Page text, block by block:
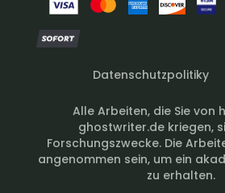
Datenschutzpolitiky
Alle Arbeiten, die Sie von
ghostwriter.de kriegen,
Forschungszwecke. Die
angenommen sein, um ein
zu erhalten.